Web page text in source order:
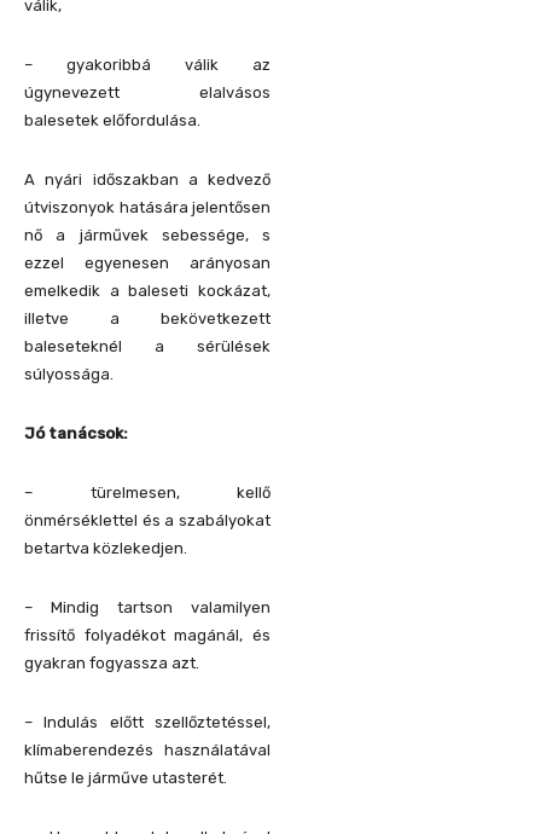
válik,
– gyakoribbá válik az
úgynevezett elalvásos
balesetek előfordulása.
A nyári időszakban a kedvező
útviszonyok hatására jelentősen
nő a járművek sebessége, s
ezzel egyenesen arányosan
emelkedik a baleseti kockázat,
illetve a bekövetkezett
baleseteknél a sérülések
súlyossága.
Jó tanácsok:
– türelmesen, kellő
önmérséklettel és a szabályokat
betartva közlekedjen.
– Mindig tartson valamilyen
frissítő folyadékot magánál, és
gyakran fogyassza azt.
– Indulás előtt szellőztetéssel,
klímaberendezés használatával
hűtse le járműve utasterét.